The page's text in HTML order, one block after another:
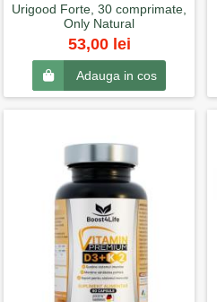
Urigood Forte, 30 comprimate,
Only Natural
53,00 lei
Adauga in cos